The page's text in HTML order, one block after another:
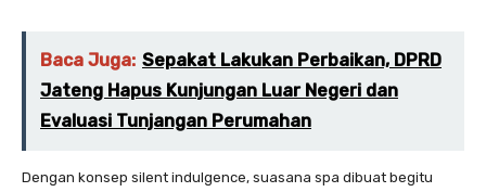
Baca Juga: Sepakat Lakukan Perbaikan, DPRD
Jateng Hapus Kunjungan Luar Negeri dan
Evaluasi Tunjangan Perumahan
Dengan konsep silent indulgence, suasana spa dibuat begitu